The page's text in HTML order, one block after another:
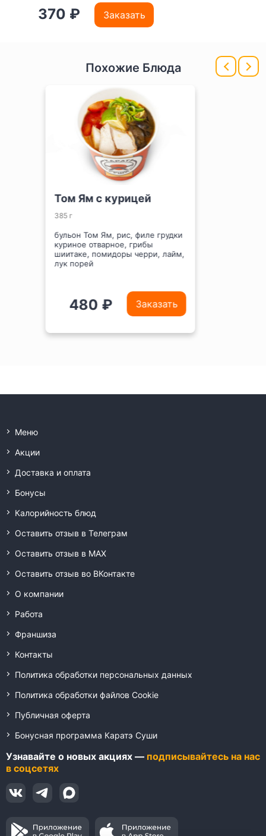
370 ₽ Заказать
Похожие Блюда
Мисо-рамен с курицей
бульон рамен, лапша пшеничная
УДОН, филе грудки куриное
отварное, грибы шиитаке, лук
350 ₽
Меню
Акции
Доставка и оплата
Бонусы
Калорийность блюд
Оставить отзыв в Телеграм
Оставить отзыв в MAX
Оставить отзыв во ВКонтакте
О компании
Работа
Франшиза
Контакты
Политика обработки персональных данных
Политика обработки файлов Cookie
Публичная оферта
Бонусная программа Каратэ Суши
Узнавайте о новых акциях — подписывайтесь на нас
в соцсетях